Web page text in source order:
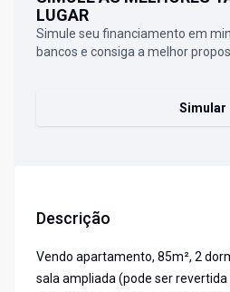
LUGAR
Simule seu financiamento em
bancos e consiga a melhor
Simular
Descrição
Vendo apartamento, 85m², 2
sala ampliada (pode ser